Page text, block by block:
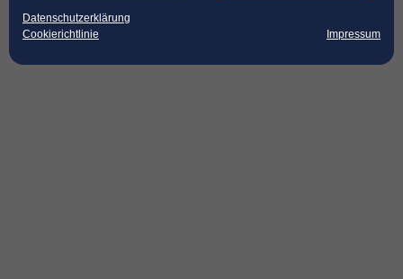
Datenschutzerklärung
Cookierichtlinie
Impressum